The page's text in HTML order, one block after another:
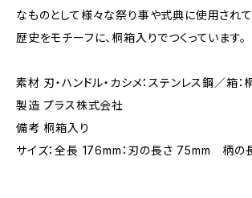
なものとして様々な祭り事や式典に使用されて
歴史をモチーフに、桐箱入りでつくっています。
素材 刃・ハンドル・カシメ：ステンレス鋼／箱：
製造 プラス株式会社
備考 桐箱入り
サイズ：全長 176mm：刃の長さ 75mm 柄の